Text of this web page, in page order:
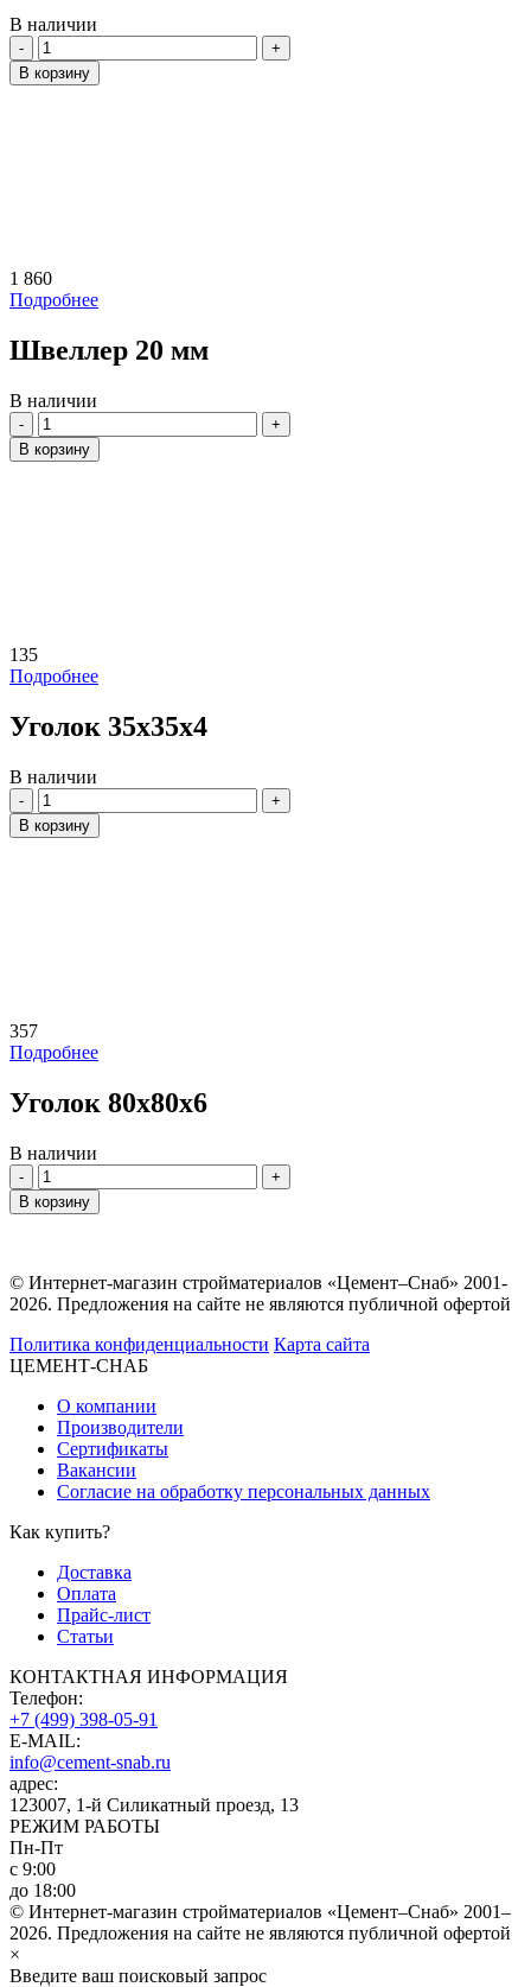
В наличии
Количество
В корзину
1 860
Подробнее
Швеллер 20 мм
В наличии
Количество
В корзину
135
Подробнее
Уголок 35х35х4
В наличии
Количество
В корзину
357
Подробнее
Уголок 80х80х6
В наличии
Количество
В корзину
© Интернет-магазин стройматериалов «Цемент–Снаб» 2001-
2026. Предложения на сайте не являются публичной офертой
Политика конфиденциальности Карта сайта
ЦЕМЕНТ-СНАБ
О компании
Производители
Сертификаты
Вакансии
Согласие на обработку персональных данных
Как купить?
Доставка
Оплата
Прайс-лист
Статьи
КОНТАКТНАЯ ИНФОРМАЦИЯ
Телефон:
+7 (499) 398-05-91
E-MAIL:
info@cement-snab.ru
адрес:
123007, 1-й Силикатный проезд, 13
РЕЖИМ РАБОТЫ
Пн-Пт
с 9:00
до 18:00
© Интернет-магазин стройматериалов «Цемент–Снаб» 2001–
2026. Предложения на сайте не являются публичной офертой
×
Введите ваш поисковый запрос